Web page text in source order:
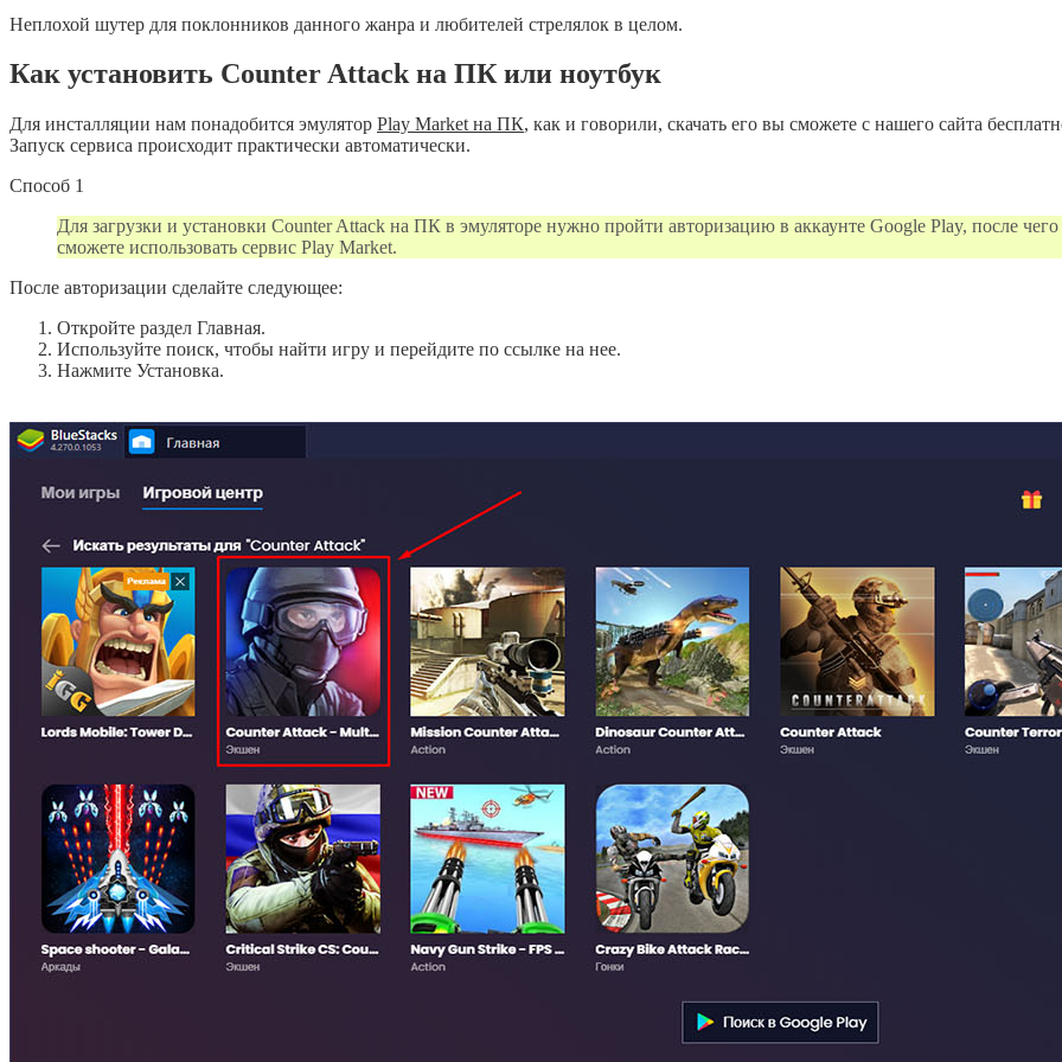
Неплохой шутер для поклонников данного жанра и любителей стрелялок в целом.
Как установить Counter Attack на ПК или ноутбук
Для инсталляции нам понадобится эмулятор Play Market на ПК, как и говорили, скачать его вы сможете с нашего сайта
Запуск сервиса происходит практически автоматически.
Способ 1
Для загрузки и установки Counter Attack на ПК в эмуляторе нужно пройти авторизацию в аккаунте Google Play, после чего
сможете использовать сервис Play Market.
После авторизации сделайте следующее:
Откройте раздел Главная.
Используйте поиск, чтобы найти игру и перейдите по ссылке на нее.
Нажмите Установка.